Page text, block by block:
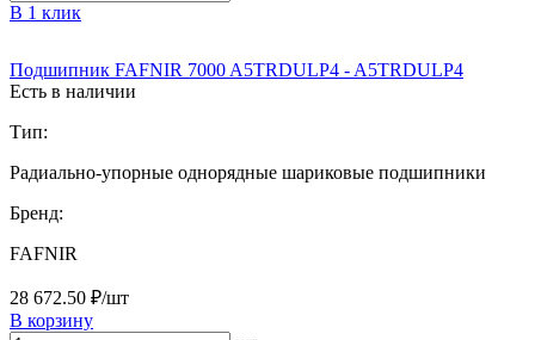
В 1 клик
Подшипник FAFNIR 7000 A5TRDULP4 - A5TRDULP4
Есть в наличии
Тип:
Радиально-упорные однорядные шариковые подшипники
Бренд:
FAFNIR
28 672.50 ₽/шт
В корзину